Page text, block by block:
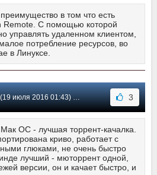
в том что есть
Remote. С помощью которой
управлять удаленном клиентом,
потребление ресурсов, во
в Линуксе.
июля 2016 01:43) Сообщение #46 3
ОС - лучшая торрент-качалка.
криво, работает с
глюками, не очень быстро
лучший - мюторрент одной,
версии, он и качает быстро, и